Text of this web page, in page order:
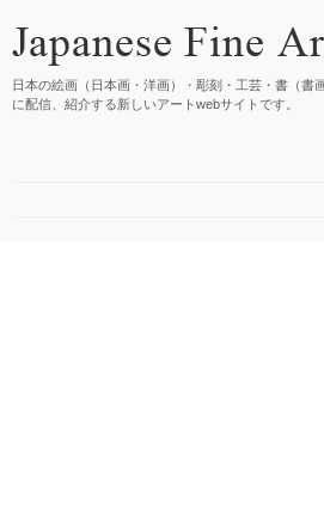
日本の絵画（日本画・洋画）・彫刻・工芸・書（書
に配信、紹介する新しいアートwebサイトです。